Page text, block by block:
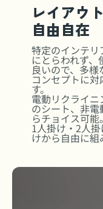
レイアウト
自由自在
特定のインテリ
にとらわれず、
良いので、多様
コンセプトに対
す。
電動リクライニ
のシート、非電
らチョイス可能
1人掛け・2人
けから自由に組